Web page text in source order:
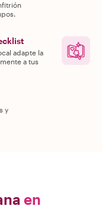
adapte la
a tus
y
en